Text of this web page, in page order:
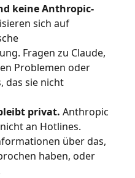
keine Anthropic-
sich auf
Fragen zu Claude,
Problemen oder
das sie nicht
privat. Anthropic
an Hotlines.
über das,
haben, oder